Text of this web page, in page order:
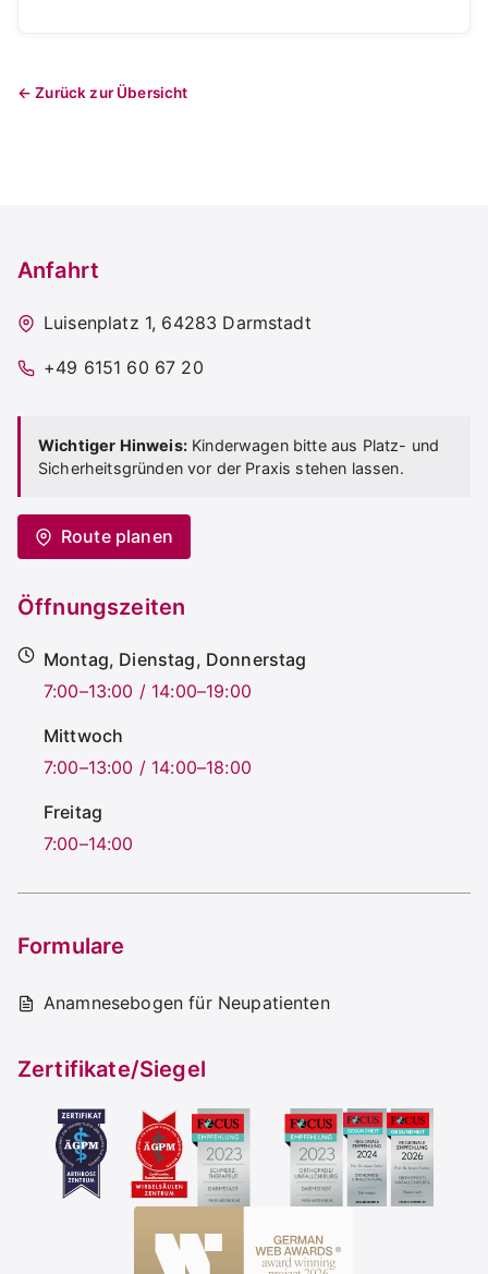
← Zurück zur Übersicht
Anfahrt
Luisenplatz 1, 64283 Darmstadt
+49 6151 60 67 20
Wichtiger Hinweis:Kinderwagen bitte aus Platz- und
Sicherheitsgründen vor der Praxis stehen lassen.
Route planen
Öffnungszeiten
Montag, Dienstag, Donnerstag
7:00–13:00 / 14:00–19:00
Mittwoch
7:00–13:00 / 14:00–18:00
Freitag
7:00–14:00
Formulare
Anamnesebogen für Neupatienten
Zertifikate/Siegel